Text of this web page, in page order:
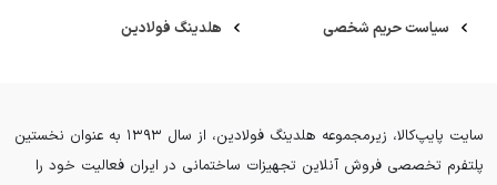
سیاست حریم شخصی هلدینگ فولادین
سایت پایپ‌کالا، زیرمجموعه هلدینگ فولادین، از سال ۱۳۹۳ به عنوان نخستین
پلتفرم تخصصی فروش آنلاین تجهیزات ساختمانی در ایران فعالیت خود را